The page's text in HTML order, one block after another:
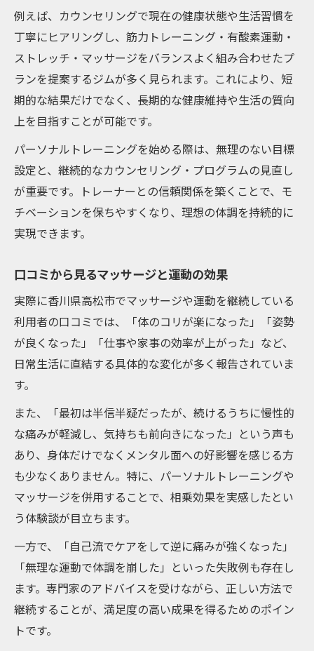
例えば、カウンセリングで現在の健康状態や生活習慣を
丁寧にヒアリングし、筋力トレーニング・有酸素運動・
ストレッチ・マッサージをバランスよく組み合わせたプ
ランを提案するジムが多く見られます。これにより、短
期的な結果だけでなく、長期的な健康維持や生活の質向
上を目指すことが可能です。
パーソナルトレーニングを始める際は、無理のない目標
設定と、継続的なカウンセリング・プログラムの見直し
が重要です。トレーナーとの信頼関係を築くことで、モ
チベーションを保ちやすくなり、理想の体調を持続的に
実現できます。
口コミから見るマッサージと運動の効果
実際に香川県高松市でマッサージや運動を継続している
利用者の口コミでは、「体のコリが楽になった」「姿勢
が良くなった」「仕事や家事の効率が上がった」など、
日常生活に直結する具体的な変化が多く報告されていま
す。
また、「最初は半信半疑だったが、続けるうちに慢性的
な痛みが軽減し、気持ちも前向きになった」という声も
あり、身体だけでなくメンタル面への好影響を感じる方
も少なくありません。特に、パーソナルトレーニングや
マッサージを併用することで、相乗効果を実感したとい
う体験談が目立ちます。
一方で、「自己流でケアをして逆に痛みが強くなった」
「無理な運動で体調を崩した」といった失敗例も存在し
ます。専門家のアドバイスを受けながら、正しい方法で
継続することが、満足度の高い成果を得るためのポイン
トです。